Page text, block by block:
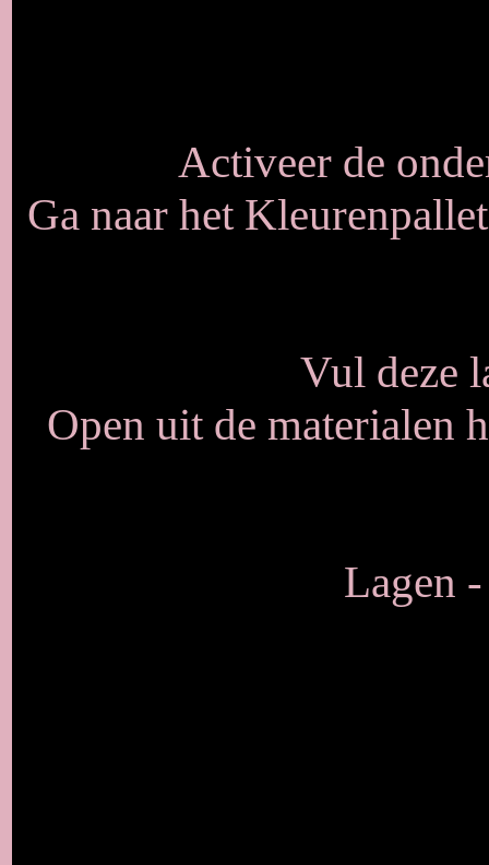
Activeer de
Ga naar het
Vul deze
Open uit de materialen
Lagen